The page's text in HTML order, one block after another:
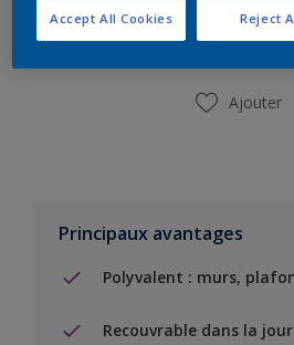
Trouver un
Ajouter
Principaux avantages
Polyvalent : murs,
Recouvrable dans la
Reject
Accept All Cookies